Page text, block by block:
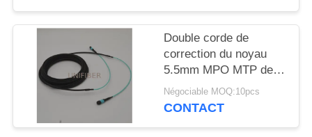
Double corde de
correction du noyau
5.5mm MPO MTP de la
gaine 12
Négociable MOQ:10pcs
CONTACT